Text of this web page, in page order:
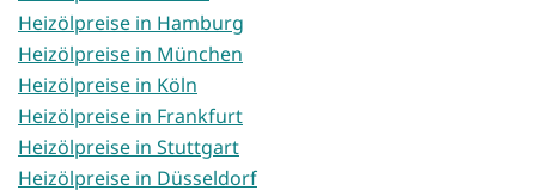
Heizölpreise in Hamburg
Heizölpreise in München
Heizölpreise in Köln
Heizölpreise in Frankfurt
Heizölpreise in Stuttgart
Heizölpreise in Düsseldorf